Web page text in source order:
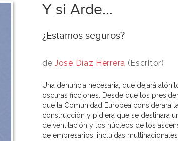
Y si Arde...
¿Estamos seguros?
deJosé Díaz Herrera (Escritor)
Una denuncia necesaria, que dejará
oscuras ficciones. Desde que los
que la Comunidad Europea considerara
construcción y pidiera que se destinara
de ventilación y los núcleos de los
de empresarios, incluidas